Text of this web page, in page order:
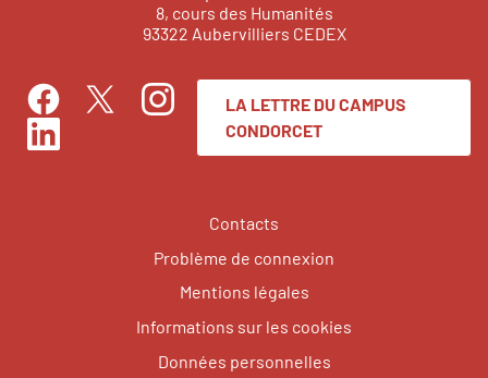
8, cours des Humanités
93322 Aubervilliers CEDEX
FacebookTwitterInstagram
LinkedIn
LA LETTRE DU CAMPUS
CONDORCET
Contacts
Problème de connexion
Mentions légales
Informations sur les cookies
Données personnelles